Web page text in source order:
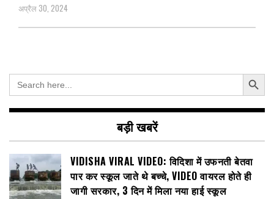
अप्रैल 30, 2024
Search
for:
Search Button
बड़ी खबरें
VIDISHA VIRAL VIDEO: विदिशा में उफनती बेतवा
पार कर स्कूल जाते थे बच्चे, VIDEO वायरल होते ही
जागी सरकार, 3 दिन में मिला नया हाई स्कूल